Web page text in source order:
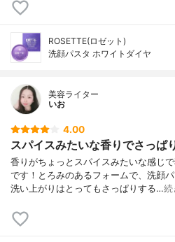
ROSETTE(ロゼット)
洗顔パスタ ホワイトダイヤ
美容ライター
いお
4.00
スパイスみたいな香りでさっぱ
香りがちょっとスパイスみたいな感じ
です！とろみのあるフォームで、洗顔
洗い上がりはとってもさっぱりする…続